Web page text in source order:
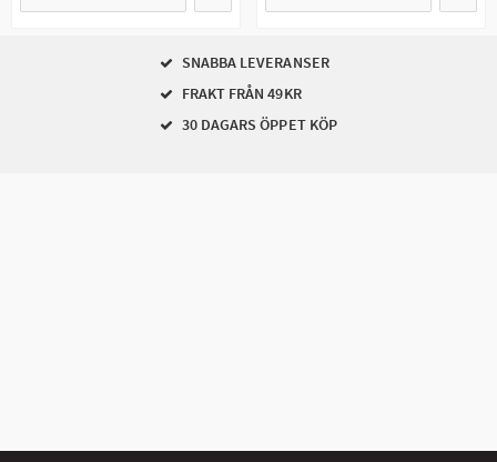
SNABBA LEVERANSER
FRAKT FRÅN 49KR
30 DAGARS ÖPPET KÖP